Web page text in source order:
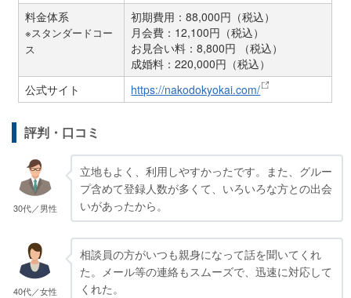
料金体系
※スタンダードコー
ス
初期費用：88,000円（税込）
月会費：12,100円（税込）
お見合い料：8,800円 （税込）
成婚料：220,000円（税込）
公式サイト
https://nakodokyokai.com/
評判・口コミ
30代／男性
立地もよく、利用しやすかったです。また、グルー
プ含めて登録人数が多くて、いろいろな方との出会
いがあったから。
40代／女性
相談員の方がいつも親身になって話を聞いてくれ
た。メール等の連絡もスムーズで、迅速に対応して
くれた。